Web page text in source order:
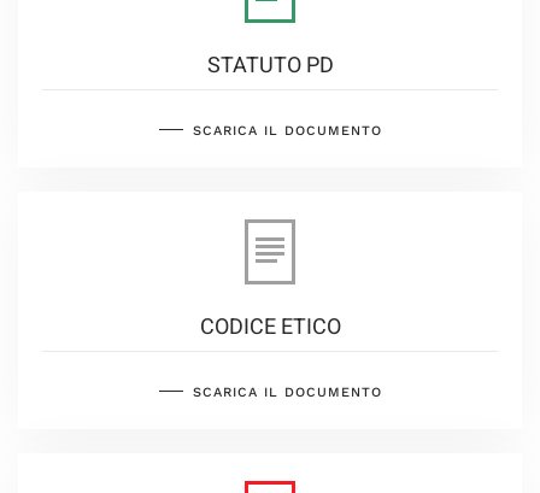
STATUTO PD
SCARICA IL DOCUMENTO
CODICE ETICO
SCARICA IL DOCUMENTO